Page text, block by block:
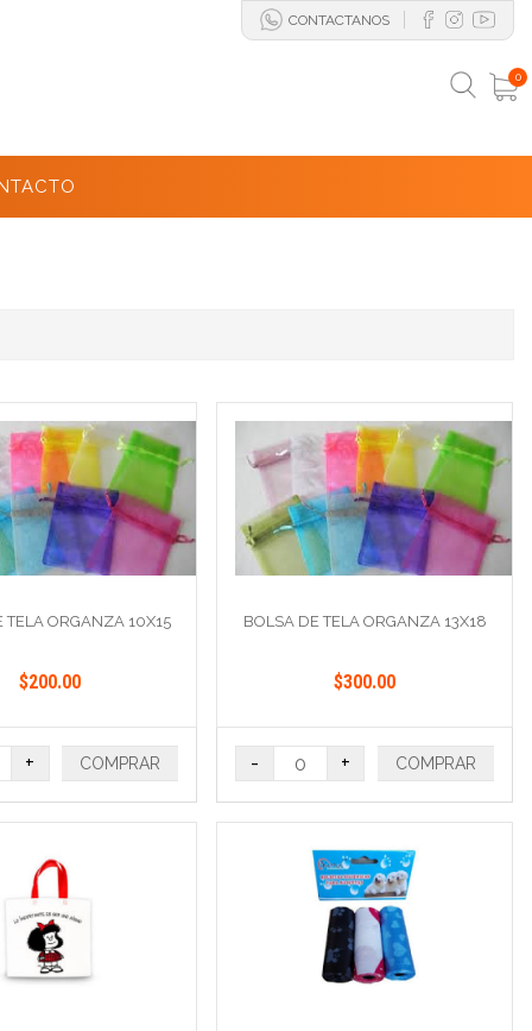
CONTACTANOS
0
TELA ORGANZA 10X15
$200.00
+ COMPRAR
BOLSA DE TELA ORGANZA 13X18
$300.00
- + COMPRAR